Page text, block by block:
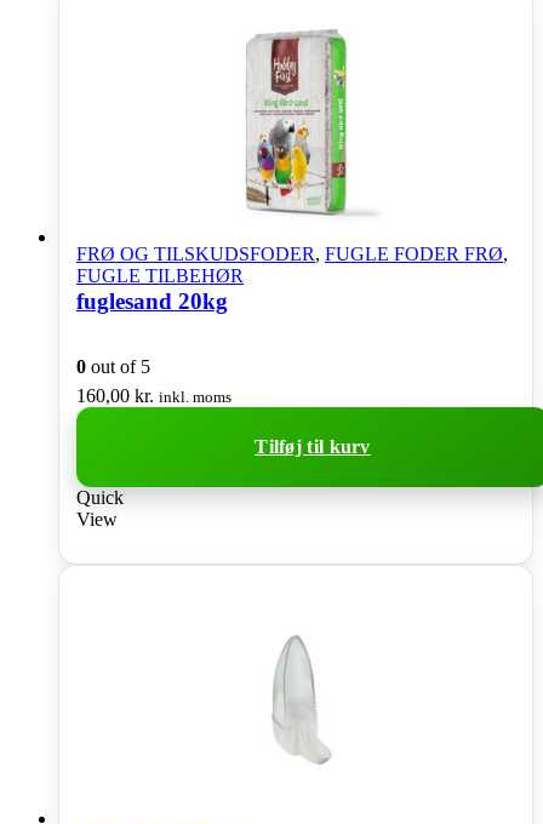
FRØ OG TILSKUDSFODER, FUGLE FODER FRØ,
FUGLE TILBEHØR
fuglesand 20kg
0 out of 5
160,00 kr. inkl. moms
Tilføj til kurv
Quick
View